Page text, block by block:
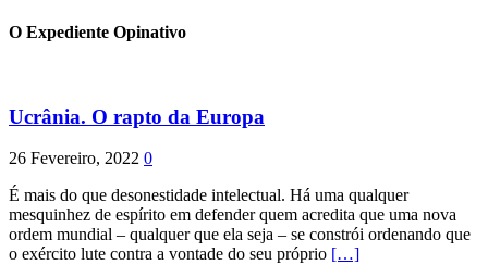
O Expediente Opinativo
Ucrânia. O rapto da Europa
26 Fevereiro, 2022 0
É mais do que desonestidade intelectual. Há uma qualquer
mesquinhez de espírito em defender quem acredita que uma nova
ordem mundial – qualquer que ela seja – se constrói ordenando que
o exército lute contra a vontade do seu próprio […]